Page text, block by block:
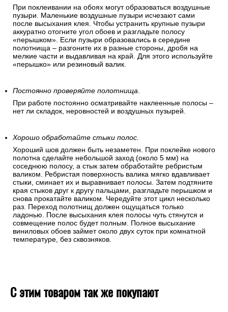
При поклеивании на обоях могут образоваться воздушные
пузыри. Маленькие воздушные пузыри исчезают сами
после высыхания клея. Чтобы устранить крупные пузыри
аккуратно отогните угол обоев и разгладьте полосу
«перышком». Если пузыри образовались в середине
полотнища – разгоните их в разные стороны, дробя на
мелкие части и выдавливая на край. Для этого используйте
«перышко» или резиновый валик.
Постоянно проверяйте полотнища.
При работе постоянно осматривайте наклеенные полосы –
нет ли складок, неровностей и воздушных пузырей.
Хорошо обработайте стыки полос.
Хороший шов должен быть незаметен. При поклейке нового
полотна сделайте небольшой заход (около 5 мм) на
соседнюю полосу, а стык затем обработайте ребристым
валиком. Ребристая поверхность валика мягко вдавливает
стыки, сминает их и выравнивает полосы. Затем подтяните
края стыков друг к другу пальцами, разгладьте перышком и
снова прокатайте валиком. Чередуйте этот цикл несколько
раз. Переход полотнищ должен ощущаться только
ладонью. После высыхания клея полосы чуть стянутся и
совмещение полос будет полным. Полное высыхание
виниловых обоев займет около двух суток при комнатной
температуре, без сквозняков.
С этим товаром так же покупают